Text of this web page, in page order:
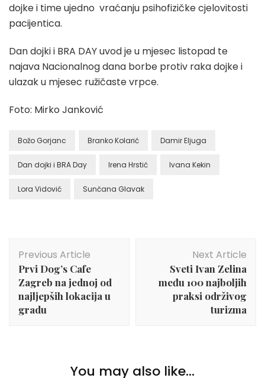
dojke i time ujedno vraćanju psihofizičke cjelovitosti
pacijentica.
Dan dojki i BRA DAY uvod je u mjesec listopad te
najava Nacionalnog dana borbe protiv raka dojke i
ulazak u mjesec ružičaste vrpce.
Foto: Mirko Janković
Božo Gorjanc Branko Kolarić Damir Eljuga
Dan dojki i BRA Day Irena Hrstić Ivana Kekin
Lora Vidović Sunčana Glavak
Navigation
Previous Article
Prvi Dog’s Cafe
Zagreb na jednoj od
najljepših lokacija u
gradu
Next Article
Sveti Ivan Zelina
među 100 najboljih
praksi održivog
turizma
You may also like...